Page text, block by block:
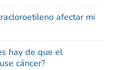
afectar mi
hay de que el
cáncer?